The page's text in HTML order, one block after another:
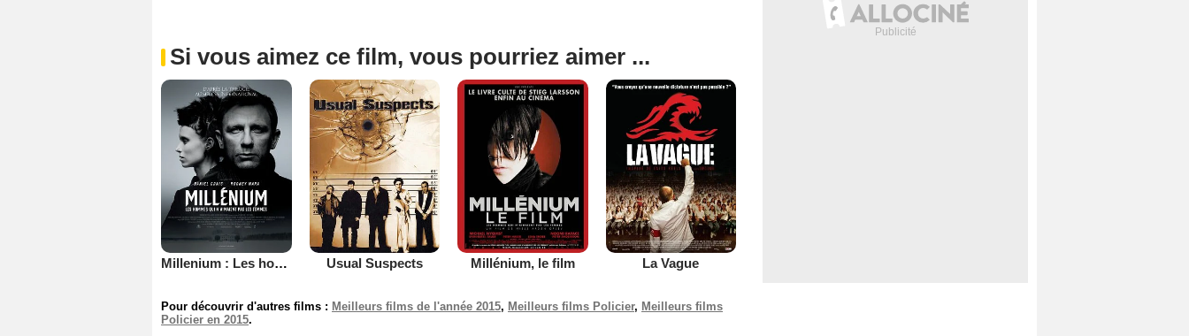
Si vous aimez ce film, vous pourriez aimer ...
Millenium : Les hommes qui n’aimaient pas les femmes Usual Suspects Millénium, le film La Vague
Pour découvrir d'autres films : Meilleurs films de l'année 2015, Meilleurs films Policier, Meilleurs films
Policier en 2015.